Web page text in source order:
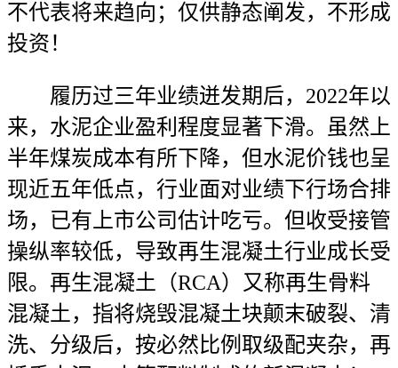
不代表将来趋向；仅供静态阐发，不形成
投资！
履历过三年业绩迸发期后，2022年以
来，水泥企业盈利程度显著下滑。虽然上
半年煤炭成本有所下降，但水泥价钱也呈
现近五年低点，行业面对业绩下行场合排
场，已有上市公司估计吃亏。但收受接管
操纵率较低，导致再生混凝土行业成长受
限。再生混凝土（RCA）又称再生骨料
混凝土，指将烧毁混凝土块颠末破裂、清
洗、分级后，按必然比例取级配夹杂，再